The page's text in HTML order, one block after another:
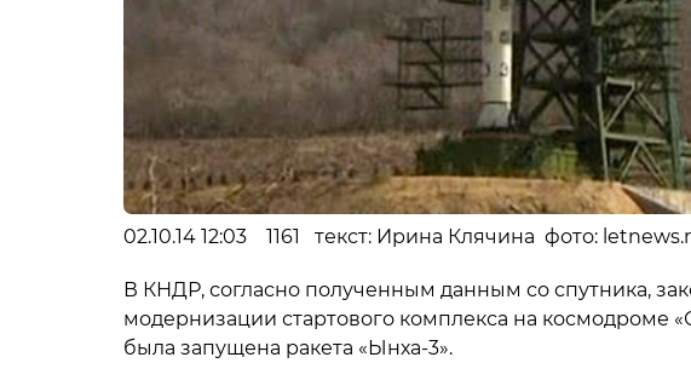
02.10.14 12:03 1161 текст: Ирина Клячина фото:
В КНДР, согласно полученным данным со спутника,
модернизации стартового комплекса на космодроме
была запущена ракета «Ынха-3».